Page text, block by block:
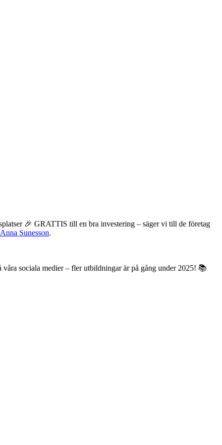
🎉 GRATTIS till en bra investering – säger vi till de företag
Anna Sunesson.
sociala medier – fler utbildningar är på gång under 2025! 📚